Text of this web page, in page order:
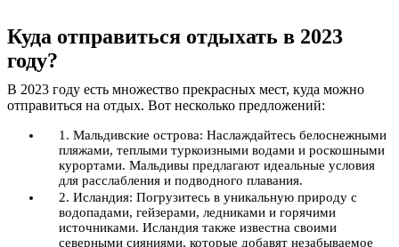
Куда отправиться отдыхать в 2023
году?
В 2023 году есть множество прекрасных мест, куда можно
отправиться на отдых. Вот несколько предложений:
1. Мальдивские острова: Наслаждайтесь белоснежными
пляжами, теплыми туркоизными водами и роскошными
курортами. Мальдивы предлагают идеальные условия
для расслабления и подводного плавания.
2. Исландия: Погрузитесь в уникальную природу с
водопадами, гейзерами, ледниками и горячими
источниками. Исландия также известна своими
северными сияниями, которые добавят незабываемое